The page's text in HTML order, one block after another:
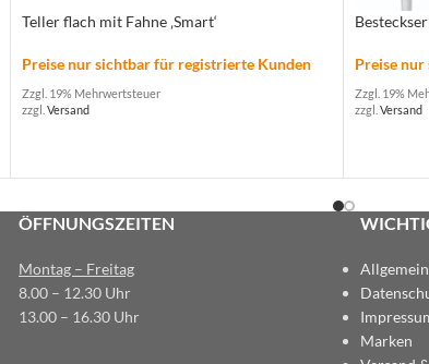
Teller flach mit Fahne ‚Smart‘
Preise nur sichtbar für registrierte Kunden
Zzgl. 19% Mehrwertsteuer
zzgl. Versand
Preise
Zzgl. 19%
zzgl. Versand
ÖFFNUNGSZEITEN
Montag – Freitag
8.00 – 12.30 Uhr
13.00 – 16.30 Uhr
Marken